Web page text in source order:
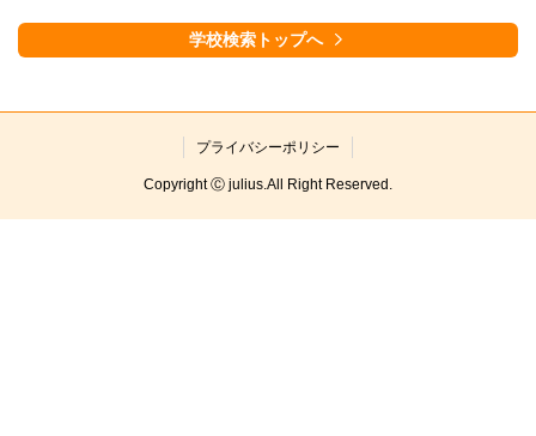
学校検索トップへ
プライバシーポリシー
Copyright Ⓒ julius.All Right Reserved.